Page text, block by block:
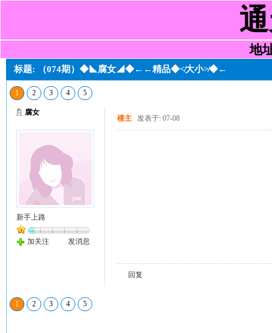
地
标题: （074期）◆◣腐女◢◆←←精品◆≮大小≯◆←
1 2 3 4 5
腐女
新手上路
加关注 发消息
楼主 发表于: 07-08
回复
1 2 3 4 5